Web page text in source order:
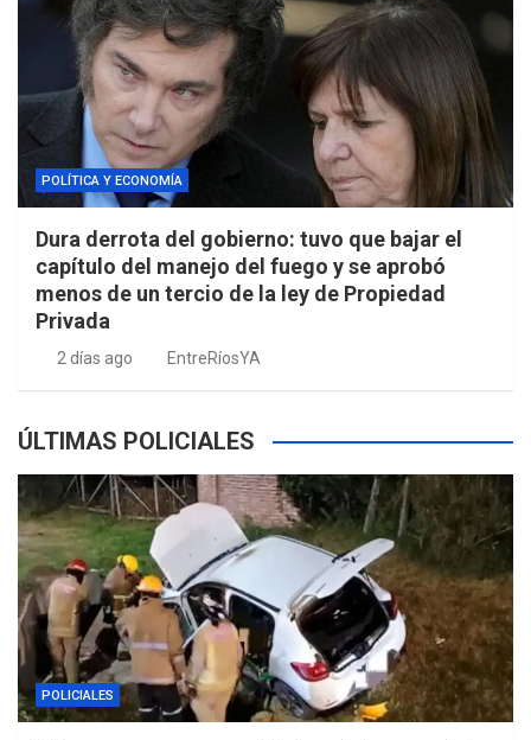
POLÍTICA Y ECONOMÍA
Dura derrota del gobierno: tuvo que bajar el
capítulo del manejo del fuego y se aprobó
menos de un tercio de la ley de Propiedad
Privada
2 días ago EntreRíosYA
ÚLTIMAS POLICIALES
POLICIALES